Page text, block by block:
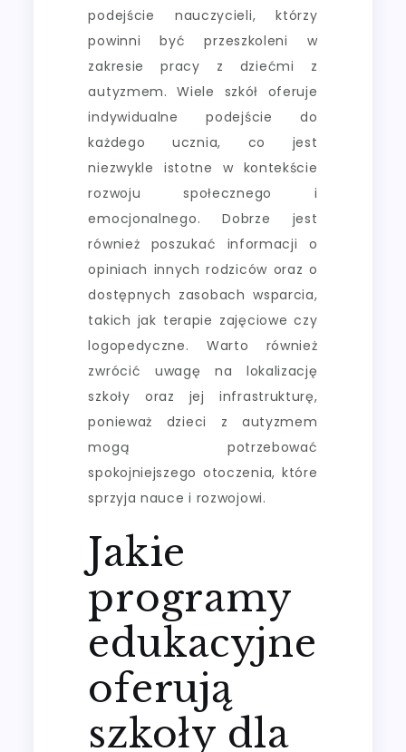
podejście nauczycieli, którzy
powinni być przeszkoleni w
zakresie pracy z dziećmi z
autyzmem. Wiele szkół oferuje
indywidualne podejście do
każdego ucznia, co jest
niezwykle istotne w kontekście
rozwoju społecznego i
emocjonalnego. Dobrze jest
również poszukać informacji o
opiniach innych rodziców oraz o
dostępnych zasobach wsparcia,
takich jak terapie zajęciowe czy
logopedyczne. Warto również
zwrócić uwagę na lokalizację
szkoły oraz jej infrastrukturę,
ponieważ dzieci z autyzmem
mogą potrzebować
spokojniejszego otoczenia, które
sprzyja nauce i rozwojowi.
Jakie
programy
edukacyjne
oferują
szkoły dla